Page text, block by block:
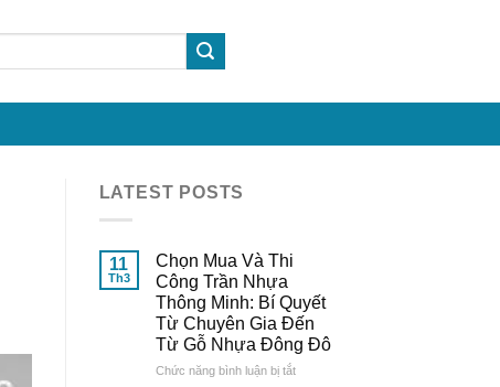
LATEST POSTS
11
Th3
Chọn Mua Và Thi
Công Trần Nhựa
Thông Minh: Bí Quyết
Từ Chuyên Gia Đến
Từ Gỗ Nhựa Đông Đô
Chức năng bình luận bị tắtở